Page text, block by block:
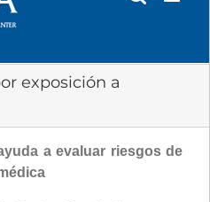
exposición a
a evaluar riesgos de